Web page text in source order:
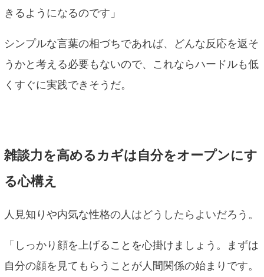
きるようになるのです」
シンプルな言葉の相づちであれば、どんな反応を返そ
うかと考える必要もないので、これならハードルも低
くすぐに実践できそうだ。
雑談力を高めるカギは自分をオープンにす
る心構え
人見知りや内気な性格の人はどうしたらよいだろう。
「しっかり顔を上げることを心掛けましょう。まずは
自分の顔を見てもらうことが人間関係の始まりです。